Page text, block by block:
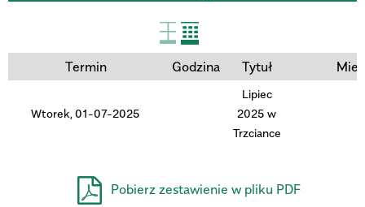
Termin Godzina Tytuł
Wtorek, 01-07-2025
Lipiec
2025 w
Trzciance
Pobierz zestawienie w pliku PDF